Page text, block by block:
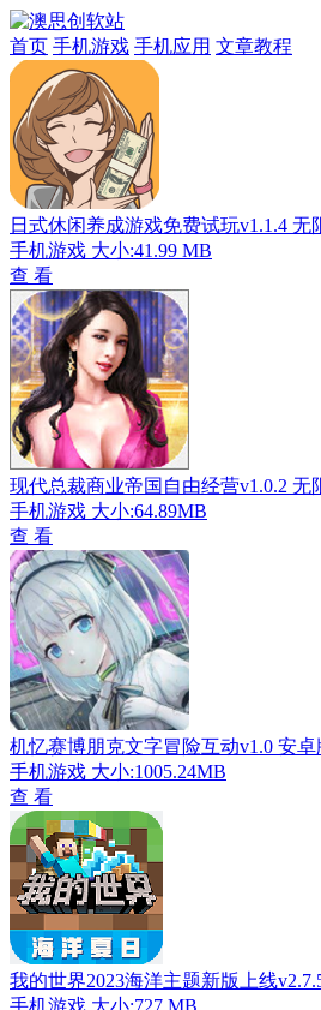
首页 手机游戏 手机应用 文章教程
日式休闲养成游戏免费试玩v1.1.4 无
手机游戏 大小:41.99 MB
查 看
现代总裁商业帝国自由经营v1.0.2 无
手机游戏 大小:64.89MB
查 看
机忆赛博朋克文字冒险互动v1.0 安卓
手机游戏 大小:1005.24MB
查 看
我的世界2023海洋主题新版上线
手机游戏 大小:727 MB